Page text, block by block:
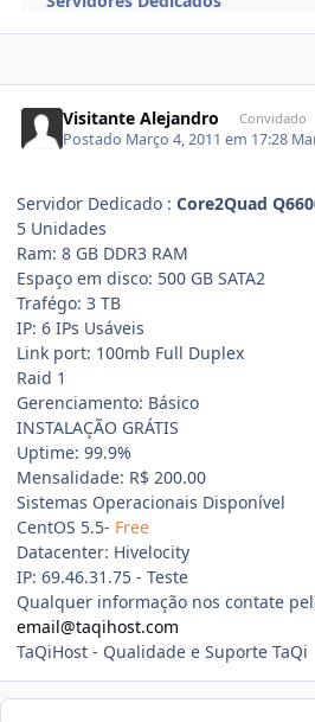
Visitante Alejandro Convidado
Postado Março 4, 2011 em 17:28
Servidor Dedicado : Core2Quad
5 Unidades
Ram: 8 GB DDR3 RAM
Espaço em disco: 500 GB SATA2
Trafégo: 3 TB
IP: 6 IPs Usáveis
Link port: 100mb Full Duplex
Raid 1
Gerenciamento: Básico
INSTALAÇÃO GRÁTIS
Uptime: 99.9%
Mensalidade: R$ 200.00
Sistemas Operacionais Disponível
CentOS 5.5- Free
Datacenter: Hivelocity
IP: 69.46.31.75 - Teste
Qualquer informação nos contate
email@taqihost.com
TaQiHost - Qualidade e Suporte TaQi